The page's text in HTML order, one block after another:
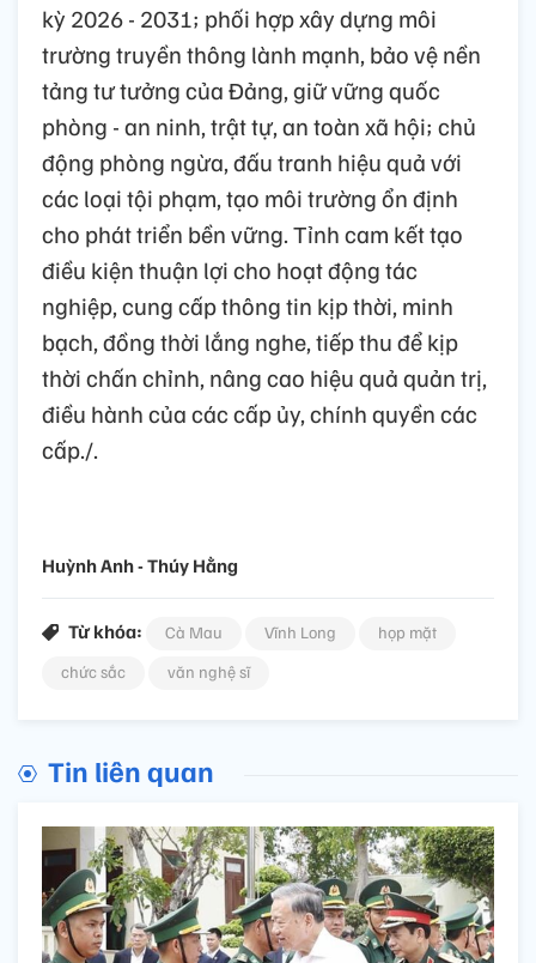
kỳ 2026 - 2031; phối hợp xây dựng môi
trường truyền thông lành mạnh, bảo vệ nền
tảng tư tưởng của Đảng, giữ vững quốc
phòng - an ninh, trật tự, an toàn xã hội; chủ
động phòng ngừa, đấu tranh hiệu quả với
các loại tội phạm, tạo môi trường ổn định
cho phát triển bền vững. Tỉnh cam kết tạo
điều kiện thuận lợi cho hoạt động tác
nghiệp, cung cấp thông tin kịp thời, minh
bạch, đồng thời lắng nghe, tiếp thu để kịp
thời chấn chỉnh, nâng cao hiệu quả quản trị,
điều hành của các cấp ủy, chính quyền các
cấp./.
Huỳnh Anh - Thúy Hằng
Từ khóa: Cà Mau Vĩnh Long
họp mặt
chức sắc
văn nghệ sĩ
Tin liên quan